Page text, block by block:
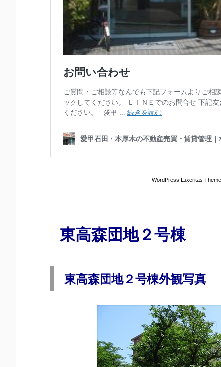
東高森団地２号棟
東高森団地２号棟外観写真